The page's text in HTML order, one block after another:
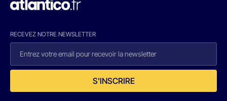
RECEVEZ NOTRE NEWSLETTER
S'INSCRIRE